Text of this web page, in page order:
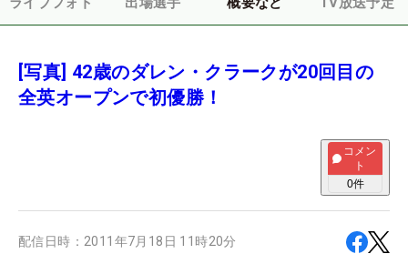
[写真] 42歳のダレン・クラークが20回目の
全英オープンで初優勝！
コメン
ト
0件
配信日時： 2011年7月18日 11時20分